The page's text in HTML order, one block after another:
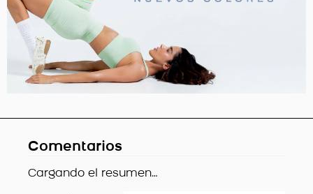
Comentarios
Cargando el resumen…